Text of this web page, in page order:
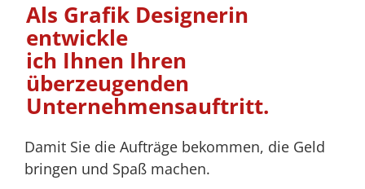
Als Grafik Designerin
entwickle
ich Ihnen Ihren
überzeugenden
Unternehmensauftritt.
Damit Sie die Aufträge bekommen, die Geld
bringen und Spaß machen.